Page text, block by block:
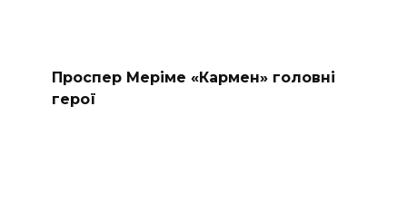
Проспер Меріме «Кармен» головні
герої